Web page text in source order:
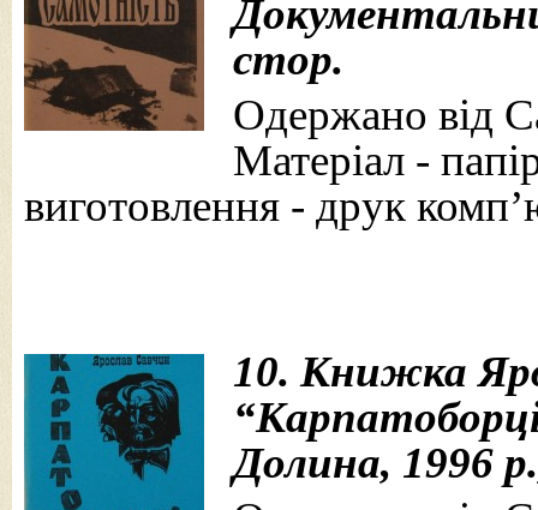
стор.
Одержано від
Матеріал -
виготовлення - друк
10. Книжка
Долина, 1996